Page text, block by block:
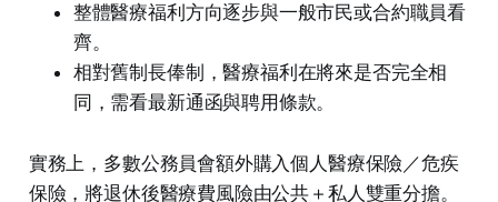
整體醫療福利方向逐步與一般市民或合約職員看
齊。
相對舊制長俸制，醫療福利在將來是否完全相
同，需看最新通函與聘用條款。
實務上，多數公務員會額外購入個人醫療保險／危疾
保險，將退休後醫療費風險由公共＋私人雙重分擔。